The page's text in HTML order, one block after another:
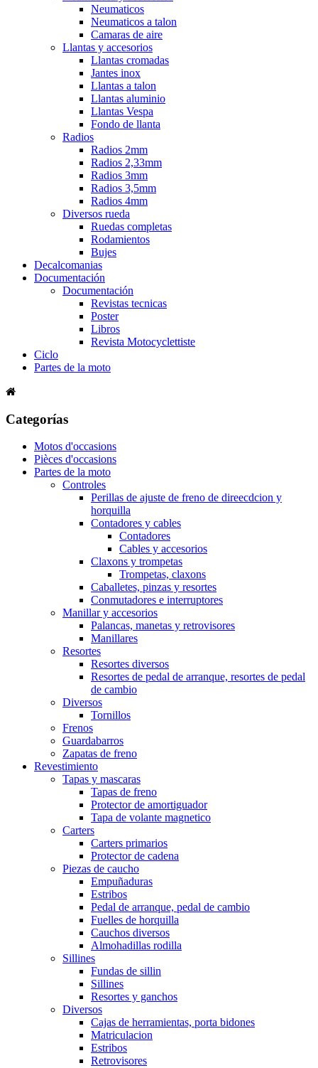
Neumaticos
Neumaticos a talon
Camaras de aire
Llantas y accesorios
Llantas cromadas
Jantes inox
Llantas a talon
Llantas aluminio
Llantas Vespa
Fondo de llanta
Radios
Radios 2mm
Radios 2,33mm
Radios 3mm
Radios 3,5mm
Radios 4mm
Diversos rueda
Ruedas completas
Rodamientos
Bujes
Decalcomanias
Documentación
Documentación
Revistas tecnicas
Poster
Libros
Revista Motocyclettiste
Ciclo
Partes de la moto
Categorías
Motos d'occasions
Pièces d'occasions
Partes de la moto
Controles
Perillas de ajuste de freno de direecdcion y
horquilla
Contadores y cables
Contadores
Cables y accesorios
Claxons y trompetas
Trompetas, claxons
Caballetes, pinzas y resortes
Conmutadores e interruptores
Manillar y accesorios
Palancas, manetas y retrovisores
Manillares
Resortes
Resortes diversos
Resortes de pedal de arranque, resortes de pedal
de cambio
Diversos
Tornillos
Frenos
Guardabarros
Zapatas de freno
Revestimiento
Tapas y mascaras
Tapas de freno
Protector de amortiguador
Tapa de volante magnetico
Carters
Carters primarios
Protector de cadena
Piezas de caucho
Empuñaduras
Estribos
Pedal de arranque, pedal de cambio
Fuelles de horquilla
Cauchos diversos
Almohadillas rodilla
Sillines
Fundas de sillin
Sillines
Resortes y ganchos
Diversos
Cajas de herramientas, porta bidones
Matriculacion
Estribos
Retrovisores